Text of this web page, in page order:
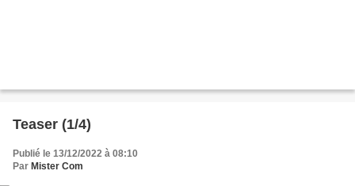
Teaser (1/4)
Publié le 13/12/2022 à 08:10
Par Mister Com